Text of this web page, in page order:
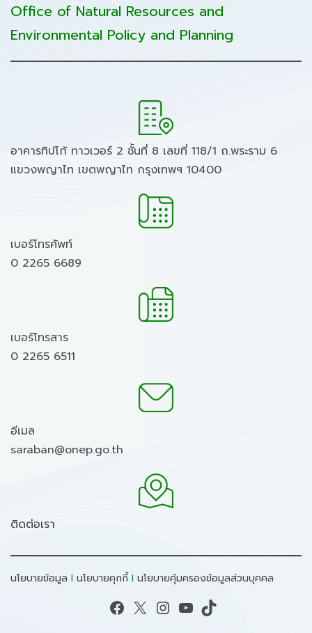
Office of Natural Resources and
Environmental Policy and Planning
อาคารทิปโก้ ทาวเวอร์ 2 ชั้นที่ 8 เลขที่ 118/1 ถ.พระราม 6
แขวงพญาไท เขตพญาไท กรุงเทพฯ 10400
เบอร์โทรศัพท์
0 2265 6689
เบอร์โทรสาร
0 2265 6511
อีเมล
saraban@onep.go.th
ติดต่อเรา
นโยบายข้อมูล I นโยบายคุกกี้ I นโยบายคุ้มครองข้อมูลส่วนบุคคล
Facebook X Instagram YouTube TikTok